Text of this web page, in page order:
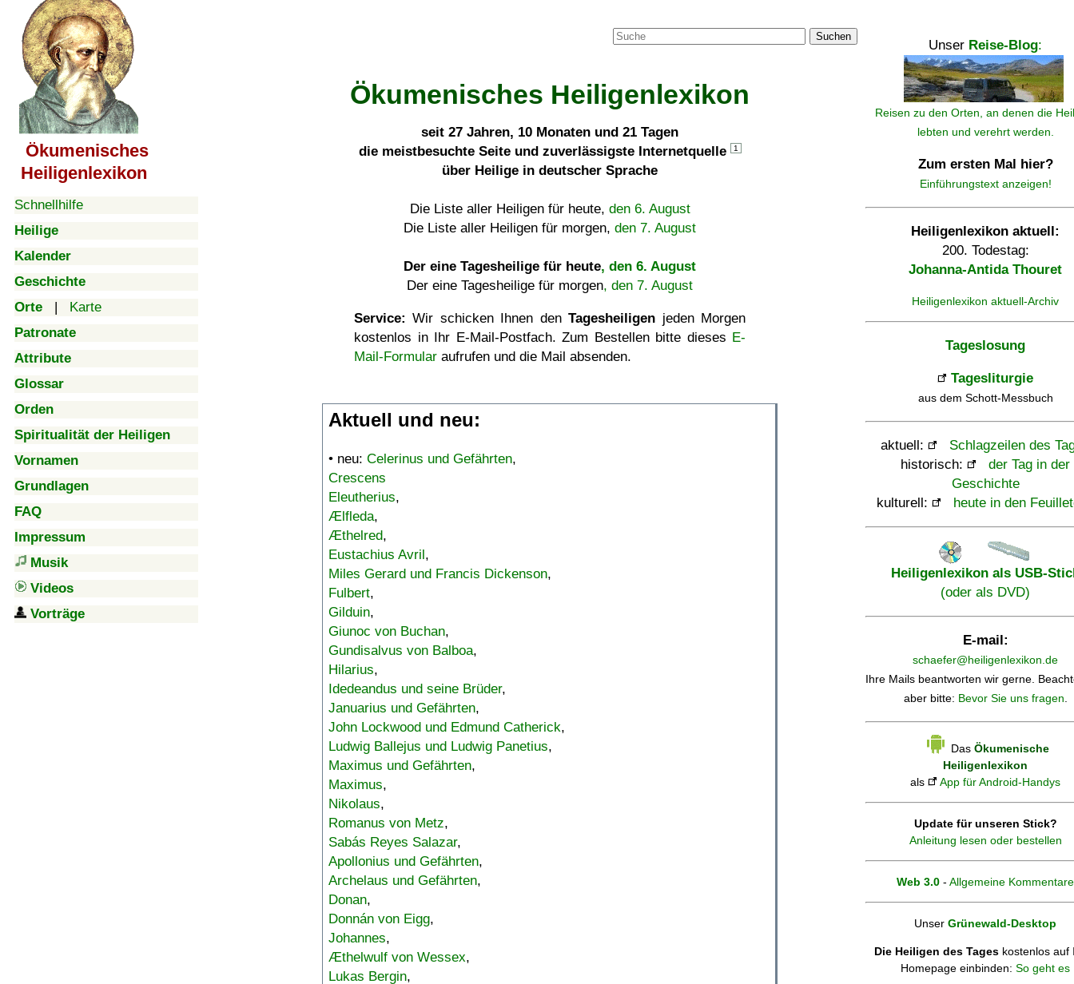
Ökumenisches
Heiligenlexikon
Schnellhilfe
Heilige
Kalender
Geschichte
Orte | Karte
Patronate
Attribute
Glossar
Orden
Spiritualität der Heiligen
Vornamen
Grundlagen
FAQ
Impressum
Musik
Videos
Vorträge
Suchen
Ökumenisches Heiligenlexikon
seit 27 Jahren, 10 Monaten und 21 Tagen
die meistbesuchte Seite und zuverlässigste Internetquelle
1
über Heilige in deutscher Sprache
Die Liste aller Heiligen für heute, den 6. August
Die Liste aller Heiligen für morgen, den 7. August
Der eine Tagesheilige für heute, den 6. August
Der eine Tagesheilige für morgen, den 7. August
Service: Wir schicken Ihnen denTagesheiligen jeden Morgen
kostenlos in Ihr E-Mail-Postfach. Zum Bestellen bitte dieses E-
Mail-Formular aufrufen und die Mail absenden.
Aktuell und neu:
• neu: Celerinus und Gefährten,
Crescens
Eleutherius,
Ælfleda,
Æthelred,
Eustachius Avril,
Miles Gerard und Francis Dickenson,
Fulbert,
Gilduin,
Giunoc von Buchan,
Gundisalvus von Balboa,
Hilarius,
Idedeandus und seine Brüder,
Januarius und Gefährten,
John Lockwood und Edmund Catherick,
Ludwig Ballejus und Ludwig Panetius,
Maximus und Gefährten,
Maximus,
Nikolaus,
Romanus von Metz,
Sabás Reyes Salazar,
Apollonius und Gefährten,
Archelaus und Gefährten,
Donan,
Donnán von Eigg,
Johannes,
Æthelwulf von Wessex,
Lukas Bergin,
Unser Reise-Blog:
Reisen zu den Orten, an denen die
lebten und verehrt werden.
Zum ersten Mal hier?
Einführungstext anzeigen!
Heiligenlexikon aktuell:
200. Todestag:
Johanna-Antida Thouret
Heiligenlexikon aktuell-Archiv
Tageslosung
Tagesliturgie
aus dem Schott-Messbuch
aktuell:
Schlagzeilen des
historisch:
der Tag in der
Geschichte
kulturell:
heute in den
Heiligenlexikon als USB-
(oder als DVD)
E-mail:
schaefer@heiligenlexikon.de
Ihre Mails beantworten wir gerne.
aber bitte: Bevor Sie uns fragen.
Das Ökumenische
Heiligenlexikon
als
App für Android-Handys
Update für unseren Stick?
Anleitung lesen oder bestellen
Web 3.0 - Allgemeine Kommentare
Unser Grünewald-Desktop
Die Heiligen des Tages kostenlos auf
Homepage einbinden: So geht es